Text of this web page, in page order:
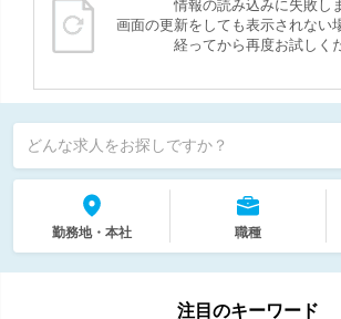
情報の読み込みに失敗し
画面の更新をしても表示されない
経ってから再度お試しく
どんな求人をお探しですか？
勤務地・本社 職種
注目のキーワード